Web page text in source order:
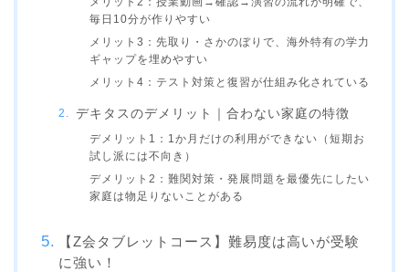
毎日10分が作りやすい
メリット3：先取り・さかのぼりで、海外特有の学力
ギャップを埋めやすい
メリット4：テスト対策と復習が仕組み化されている
デキタスのデメリット｜合わない家庭の特徴
デメリット1：1か月だけの利用ができない（短期お
試し派には不向き）
デメリット2：難関対策・発展問題を最優先にしたい
家庭は物足りないことがある
【Z会タブレットコース】難易度は高いが受験
に強い！